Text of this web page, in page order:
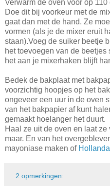
Verwarm de oven voor op
Doe dit bij voorkeur met de
gaat dan met de hand. Ze
vormen (als je de mixer eruit
staan).Voeg de suiker beetje
het toevoegen van de
het aan je mixerhaken blijft
Bedek de bakplaat met
voorzichtig hoopjes op het
ongeveer een uur in de oven
van het bakpapier af kunt
gemaakt hoelanger het duurt.
Haal ze uit de oven en laat
maar. En van het
mayoniase maken of
2 opmerkingen: